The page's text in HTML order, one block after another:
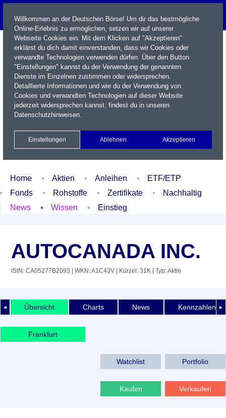
Name / WKN / ISIN / Kürzel
Xetra Realtime
Watchlist Portfolio Login
Home Aktien Anleihen
ETF/ETP
Fonds
Rohstoffe Zertifikate
Nachhaltig
News
Wissen Einstieg
AUTOCANADA INC.
ISIN: CA05277B2093 | WKN: A1C43V | Kürzel: 31K | Typ: Aktie
◄ ►
Übersicht Charts News Kennzahlen
Frankfurt
Watchlist Portfolio
Kaufen Verkaufen
Willkommen an der Deutschen Börse! Um dir das bestmögliche
Online-Erlebnis zu ermöglichen, setzen wir auf unserer
Webseite Cookies ein. Mit dem Klicken auf "Akzeptieren"
erklärst du dich damit einverstanden, dass wir Cookies oder
verwandte Technologien verwenden dürfen. Über den Button
"Einstellungen" kannst du der Verwendung der genannten
Dienste im Einzelnen zustimmen oder widersprechen.
Detaillierte Informationen und wie du der Verwendung von
Cookies und verwandten Technologien auf dieser Website
jederzeit widersprechen kannst, findest du in unseren
Datenschutzhinweisen.
Einstellungen Ablehnen Akzeptieren